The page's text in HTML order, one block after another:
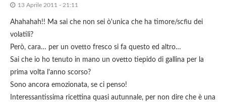
13 Aprile 2011 - 21:11
Ahahahah!! Ma sai che non sei ò'unica che ha timore/scfìu dei
volatili?
Però, cara… per un ovetto fresco si fa questo ed altro…
Sai che io ho tenuto in mano un ovetto tiepido di gallina per la
prima volta l'anno scorso?
Sono ancora emozionata, se ci penso!
Interessantissima ricettina quasi autunnale, per non dire che è una